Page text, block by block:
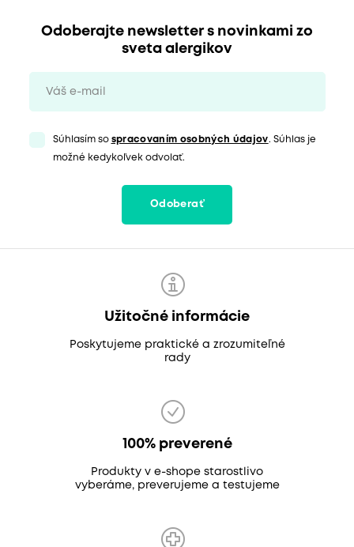
Odoberajte newsletter s novinkami zo
sveta alergikov
Súhlasím so spracovaním osobných údajov. Súhlas je
možné kedykoľvek odvolať.
Odoberať
Užitočné informácie
Poskytujeme praktické a zrozumiteľné
rady
100% preverené
Produkty v e-shope starostlivo
vyberáme, preverujeme a testujeme